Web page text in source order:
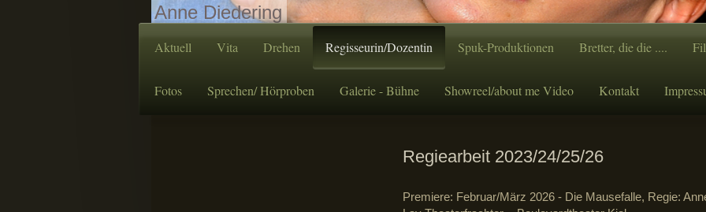
Anne Diedering
Aktuell Vita Drehen Regisseurin/Dozentin Spuk-Produktionen Bretter, die die ....
Fotos Sprechen/ Hörproben Galerie - Bühne Showreel/about me Video Kontakt
Regiearbeit 2023/24/25/26
Premiere: Februar/März 2026 - Die Mausefalle, Regie: